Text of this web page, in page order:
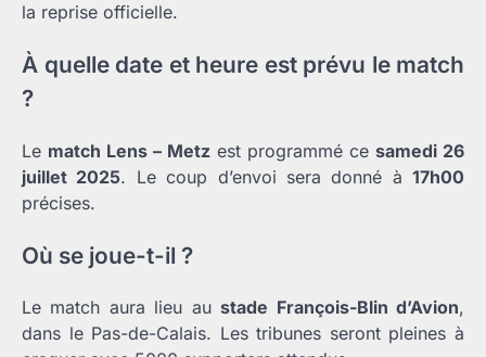
la reprise officielle.
À quelle date et heure est prévu le match
?
Le match Lens – Metz est programmé ce samedi 26
juillet 2025. Le coup d’envoi sera donné à 17h00
précises.
Où se joue-t-il ?
Le match aura lieu austade François-Blin d’Avion,
dans le Pas-de-Calais. Les tribunes seront pleines à